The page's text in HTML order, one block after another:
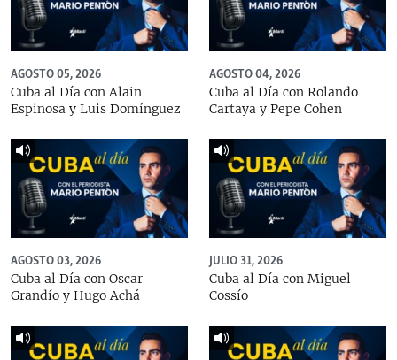
AGOSTO 05, 2026
Cuba al Día con Alain
Espinosa y Luis Domínguez
AGOSTO 04, 2026
Cuba al Día con Rolando
Cartaya y Pepe Cohen
AGOSTO 03, 2026
Cuba al Día con Oscar
Grandío y Hugo Achá
JULIO 31, 2026
Cuba al Día con Miguel
Cossío